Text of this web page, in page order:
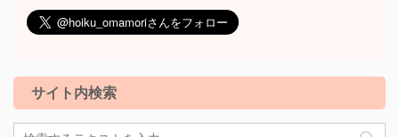
サイト内検索